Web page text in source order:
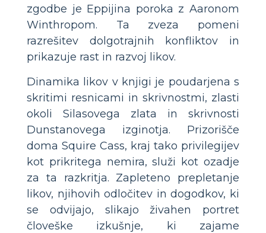
zgodbe je Eppijina poroka z Aaronom
Winthropom. Ta zveza pomeni
razrešitev dolgotrajnih konfliktov in
prikazuje rast in razvoj likov.
Dinamika likov v knjigi je poudarjena s
skritimi resnicami in skrivnostmi, zlasti
okoli Silasovega zlata in skrivnosti
Dunstanovega izginotja. Prizorišče
doma Squire Cass, kraj tako privilegijev
kot prikritega nemira, služi kot ozadje
za ta razkritja. Zapleteno prepletanje
likov, njihovih odločitev in dogodkov, ki
se odvijajo, slikajo živahen portret
človeške izkušnje, ki zajame